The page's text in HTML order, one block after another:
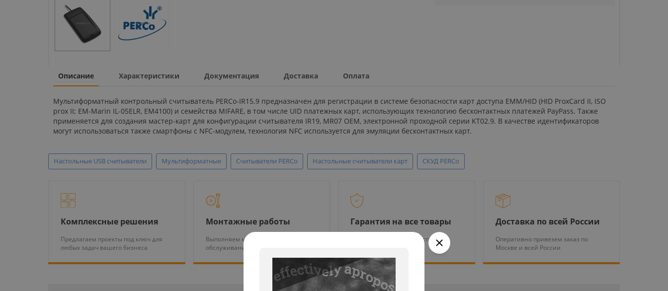
Описание Характеристики Документация Доставка Оплата
Мультиформатный контрольный считыватель PERCo-IR15.9 предназначен для регистрации в системе безопасности карт доступа EMM/HID (HID ProxCard II, ISO
prox II; EM-Marin IL-05ELR, ЕМ4100) и семейства MIFARE, в том числе UID платежных карт, использующих технологию бесконтактных платежей PayPass. Также
применяется для создания мастер-карт для конфигурации считывателя IR19, MR07 OEM, электронной проходной серии KT02.9. В качестве идентификаторов
могут использоваться также смартфоны с NFC-модулем, технология NFC используется для эмуляции бесконтактных карт.
Настольные USB считыватели Мультиформатные Считыватели PERCo Настольные считыватели карт СКУД PERCo
Комплексные решения
Предлагаем проекты под ключ для
любых задач вашего бизнеса
Монтажные работы
Выполняем монтаж и тех.
обслуживание оборудования
Гарантия на все товары
На нашу продукцию действует
Доставка по всей России
Оперативно привезем заказ по
Москве и всей России